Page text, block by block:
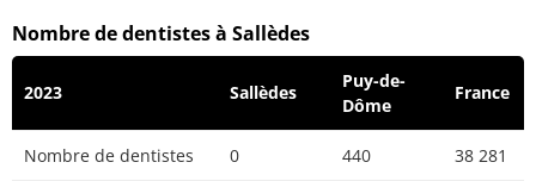
Nombre de dentistes à Sallèdes
2023 Sallèdes
Puy-de-
Dôme
France
Nombre de dentistes 0 440 38 281